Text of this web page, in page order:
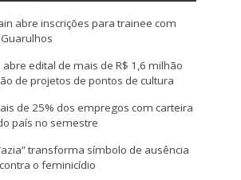
abre inscrições para trainee com
edital de mais de R$ 1,6 milhão
de projetos de pontos de cultura
de 25% dos empregos com carteira
país no semestre
transforma símbolo de ausência
o feminicídio